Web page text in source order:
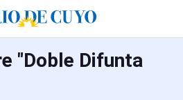
"Doble Difunta